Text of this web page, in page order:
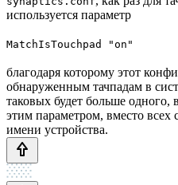
используется параметр
MatchIsTouchpad "on"
благодаря которому этот
обнаруженным тачпадам в
таковых будет больше одного,
этим параметром, вместо всех
имени устройства.